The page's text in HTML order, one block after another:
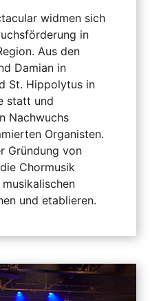
widmen sich
in
Aus den
Damian in
St. Hippolytus in
statt und
Nachwuchs
Organisten.
Gründung von
Chormusik
und etablieren.